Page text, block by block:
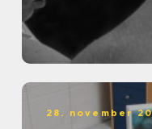
28. november